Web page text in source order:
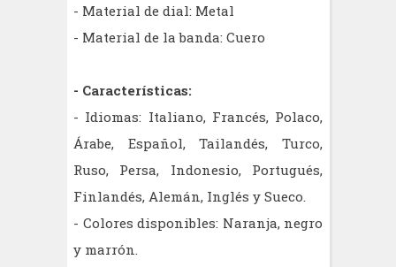
- Material de dial: Metal
- Material de la banda: Cuero
- Características:
- Idiomas: Italiano, Francés, Polaco,
Árabe, Español, Tailandés, Turco,
Ruso, Persa, Indonesio, Portugués,
Finlandés, Alemán, Inglés y Sueco.
- Colores disponibles: Naranja, negro
y marrón.